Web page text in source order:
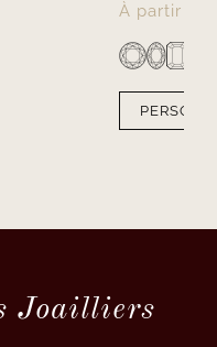
À partir de
Joailliers